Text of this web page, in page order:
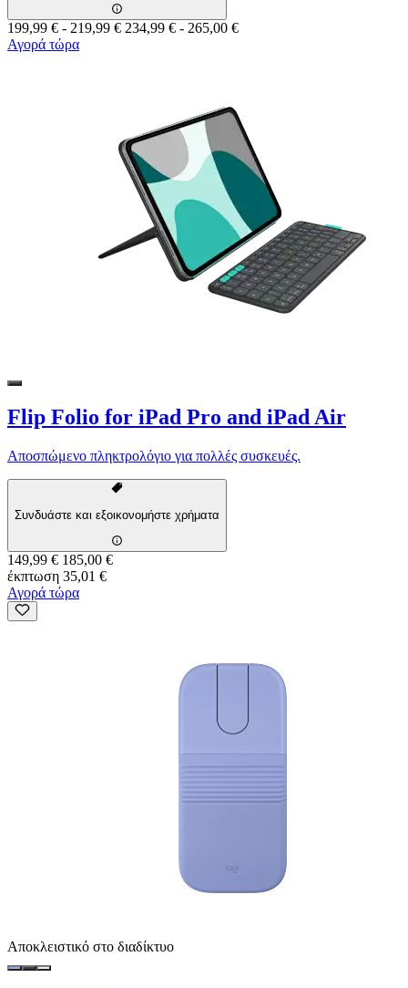
199,99 € - 219,99 € 234,99 € - 265,00 €
Αγορά τώρα
Flip Folio for iPad Pro and iPad Air
Αποσπώμενο πληκτρολόγιο για πολλές συσκευές.
Συνδυάστε και εξοικονομήστε χρήματα
149,99 € 185,00 €
έκπτωση 35,01 €
Αγορά τώρα
Αποκλειστικό στο διαδίκτυο